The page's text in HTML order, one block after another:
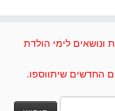
ונושאים לימי הולדת
החדשים שיתווספו.